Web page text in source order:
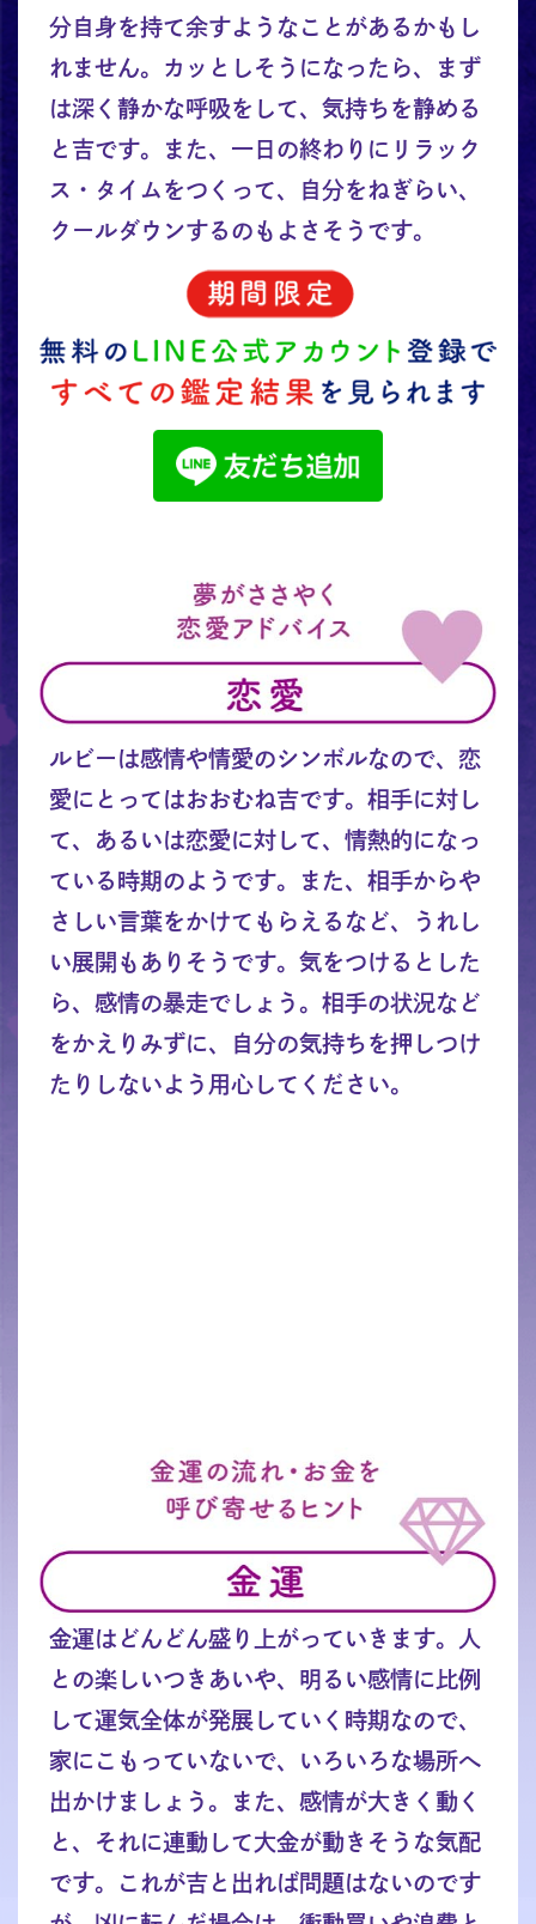
分自身を持て余すようなことがあるかもし
れません。カッとしそうになったら、まず
は深く静かな呼吸をして、気持ちを静める
と吉です。また、一日の終わりにリラック
ス・タイムをつくって、自分をねぎらい、
クールダウンするのもよさそうです。
ルビーは感情や情愛のシンボルなので、恋
愛にとってはおおむね吉です。相手に対し
て、あるいは恋愛に対して、情熱的になっ
ている時期のようです。また、相手からや
さしい言葉をかけてもらえるなど、うれし
い展開もありそうです。気をつけるとした
ら、感情の暴走でしょう。相手の状況など
をかえりみずに、自分の気持ちを押しつけ
たりしないよう用心してください。
金運はどんどん盛り上がっていきます。人
との楽しいつきあいや、明るい感情に比例
して運気全体が発展していく時期なので、
家にこもっていないで、いろいろな場所へ
出かけましょう。また、感情が大きく動く
と、それに連動して大金が動きそうな気配
です。これが吉と出れば問題はないのです